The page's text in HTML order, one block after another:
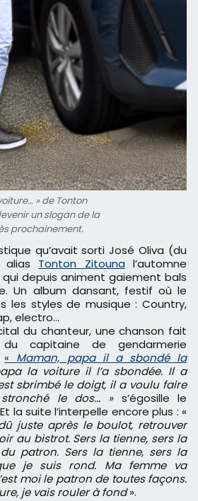
» de Tonton
un slogan de la
prochainement.
Tonton Zitouna l’automne
qui depuis animent gaiement bals
Un album dansant, festif où le
les styles de musique : Country,
electro…
du chanteur, une chanson fait
capitaine de gendarmerie
« Maman, papa il a sbondé la
la voiture il l’a sbondée. Il a
sbrimbé le doigt, il a voulu faire
le dos... » s’égosille le
la suite l’interpelle encore plus : «
juste après le boulot, retrouver
au bistrot. Sers la tienne, sers la
patron. Sers la tienne, sers la
je suis rond. Ma femme va
moi le patron de toutes façons.
je vais rouler à fond».